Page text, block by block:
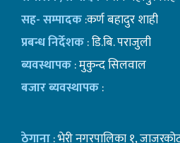
सह- सम्पादक:कर्ण बहादुर शाही
प्रबन्ध निर्देशक: डि.बि. पराजुली
ब्यवस्थापक: मुकुन्द सिलवाल
बजार ब्यवस्थापक:
ठेगाना: भेरी नगरपालिका १,